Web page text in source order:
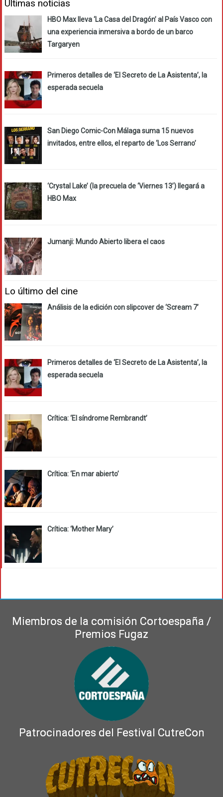
Últimas noticias
HBO Max lleva ‘La Casa del Dragón’ al País Vasco con
una experiencia inmersiva a bordo de un barco
Targaryen
Primeros detalles de ‘El Secreto de La Asistenta’, la
esperada secuela
San Diego Comic-Con Málaga suma 15 nuevos
invitados, entre ellos, el reparto de ‘Los Serrano’
‘Crystal Lake’ (la precuela de ‘Viernes 13’) llegará a
HBO Max
Jumanji: Mundo Abierto libera el caos
Lo último del cine
Análisis de la edición con slipcover de ‘Scream 7’
Primeros detalles de ‘El Secreto de La Asistenta’, la
esperada secuela
Crítica: ‘El síndrome Rembrandt’
Crítica: ‘En mar abierto’
Crítica: ‘Mother Mary’
Miembros de la comisión Cortoespaña /
Premios Fugaz
Patrocinadores del Festival CutreCon